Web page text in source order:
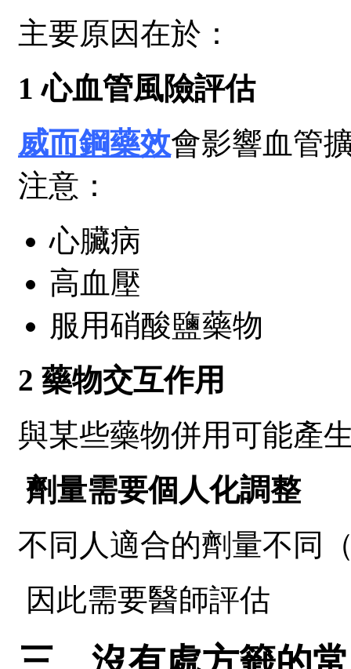
主要原因在於：
1 心血管風險評估
威而鋼藥效會影響血管
注意：
心臟病
高血壓
服用硝酸鹽藥物
2 藥物交互作用
與某些藥物併用可能產
劑量需要個人化調整
不同人適合的劑量不同
因此需要醫師評估